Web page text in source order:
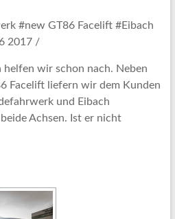
#new GT86 Facelift #Eibach
2017 /
wir schon nach. Neben
Facelift liefern wir dem Kunden
und Eibach
Achsen. Ist er nicht